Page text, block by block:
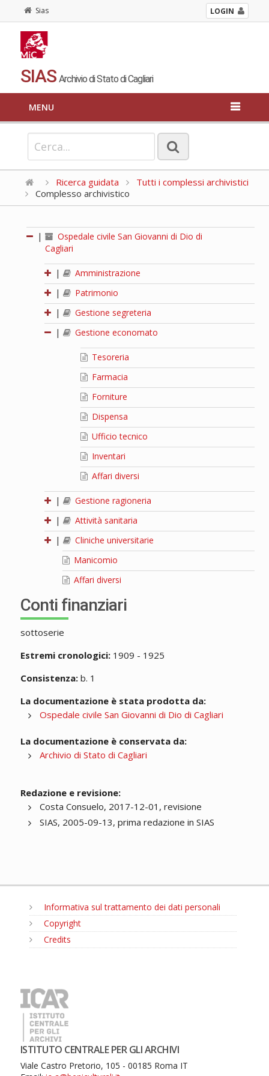
Sias LOGIN
SIAS Archivio di Stato di Cagliari
MENU
Ricerca guidata
Tutti i complessi archivistici
Complesso archivistico
|
Ospedale civile San Giovanni di Dio di
Cagliari
|
Amministrazione
|
Patrimonio
|
Gestione segreteria
|
Gestione economato
Tesoreria
Farmacia
Forniture
Dispensa
Ufficio tecnico
Inventari
Affari diversi
|
Gestione ragioneria
|
Attività sanitaria
|
Cliniche universitarie
Manicomio
Affari diversi
Conti finanziari
sottoserie
Estremi cronologici:1909 - 1925
Consistenza:b. 1
La documentazione è stata prodotta da:
Ospedale civile San Giovanni di Dio di Cagliari
La documentazione è conservata da:
Archivio di Stato di Cagliari
Redazione e revisione:
Costa Consuelo, 2017-12-01, revisione
SIAS, 2005-09-13, prima redazione in SIAS
Informativa sul trattamento dei dati personali
Copyright
Credits
ISTITUTO CENTRALE PER GLI ARCHIVI
Viale Castro Pretorio, 105 - 00185 Roma IT